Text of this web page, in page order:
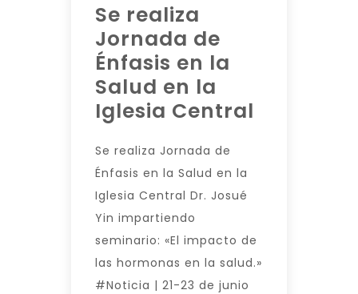
Se realiza
Jornada de
Énfasis en la
Salud en la
Iglesia Central
Se realiza Jornada de
Énfasis en la Salud en la
Iglesia Central Dr. Josué
Yin impartiendo
seminario: «El impacto de
las hormonas en la salud.»
#Noticia | 21-23 de junio